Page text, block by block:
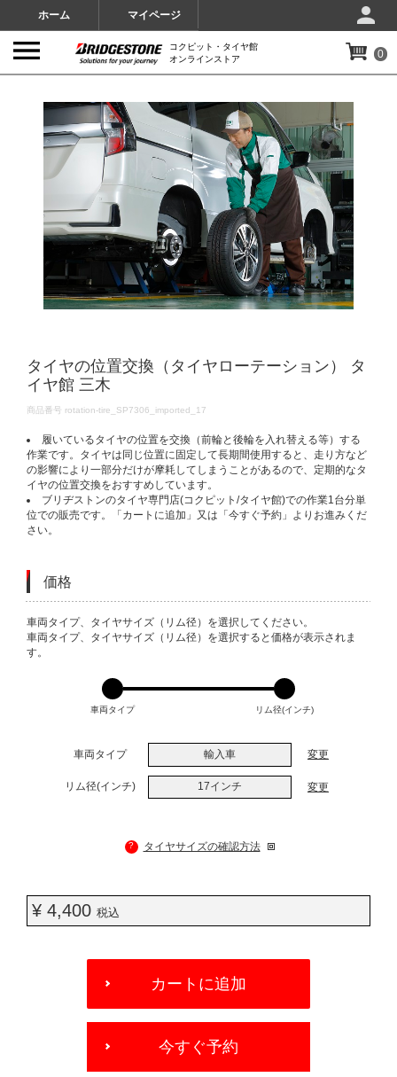
ホーム マイページ
コクピット・タイヤ館
オンラインストア
0
タイヤの位置交換（タイヤローテーション） タ
イヤ館 三木
DETAILS
商品番号 rotation-tire_SP7306_imported_17
履いているタイヤの位置を交換（前輪と後輪を入れ替える等）する
作業です。タイヤは同じ位置に固定して長期間使用すると、走り方など
の影響により一部分だけが摩耗してしまうことがあるので、定期的なタ
イヤの位置交換をおすすめしています。
ブリヂストンのタイヤ専門店(コクピット/タイヤ館)での作業1台分単
位での販売です。「カートに追加」又は「今すぐ予約」よりお進みくだ
さい。
価格
VARIATIONS
車両タイプ、タイヤサイズ（リム径）を選択してください。
車両タイプ、タイヤサイズ（リム径）を選択すると価格が表示されま
す。
車両タイプ リム径(インチ)
車両タイプ 輸入車 変更
リム径(インチ) 17インチ 変更
? タイヤサイズの確認方法
¥ 4,400 税込
OPTIONS
カートに追加
今すぐ予約